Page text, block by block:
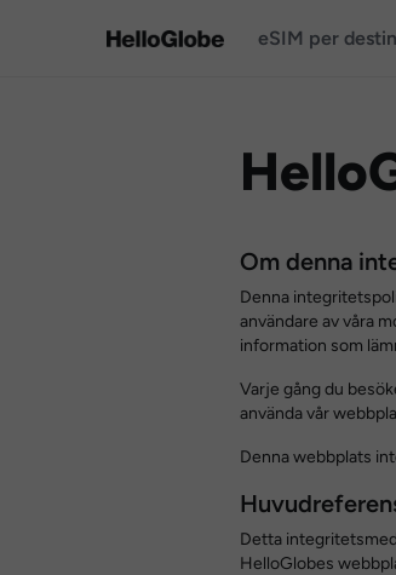
eSIM per
Om denna
Denna
användare av våra
information som
Varje gång du
använda vår
Denna webbplats
Detta
HelloGlobes